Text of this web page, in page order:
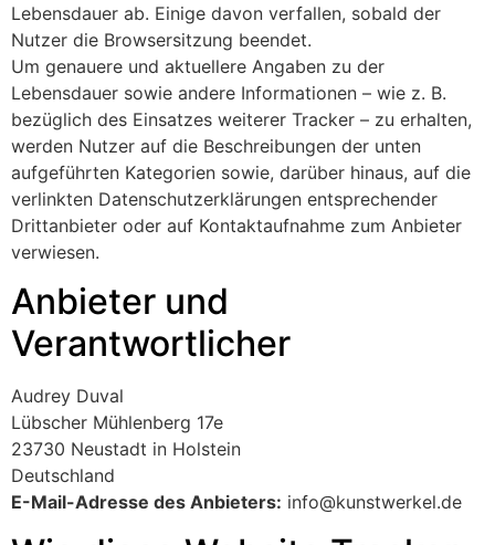
Lebensdauer ab. Einige davon verfallen, sobald der
Nutzer die Browsersitzung beendet.
Um genauere und aktuellere Angaben zu der
Lebensdauer sowie andere Informationen – wie z. B.
bezüglich des Einsatzes weiterer Tracker – zu erhalten,
werden Nutzer auf die Beschreibungen der unten
aufgeführten Kategorien sowie, darüber hinaus, auf die
verlinkten Datenschutzerklärungen entsprechender
Drittanbieter oder auf Kontaktaufnahme zum Anbieter
verwiesen.
Anbieter und
Verantwortlicher
Audrey Duval
Lübscher Mühlenberg 17e
23730 Neustadt in Holstein
Deutschland
E-Mail-Adresse des Anbieters: info@kunstwerkel.de